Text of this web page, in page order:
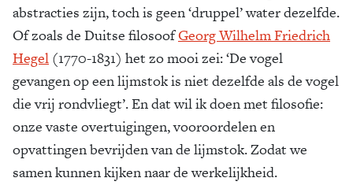
abstracties zijn, toch is geen ‘druppel’ water dezelfde.
Of zoals de Duitse filosoofGeorg Wilhelm Friedrich
Hegel (1770-1831) het zo mooi zei: ‘De vogel
gevangen op een lijmstok is niet dezelfde als de vogel
die vrij rondvliegt’. En dat wil ik doen met filosofie:
onze vaste overtuigingen, vooroordelen en
opvattingen bevrijden van de lijmstok. Zodat we
samen kunnen kijken naar de werkelijkheid.